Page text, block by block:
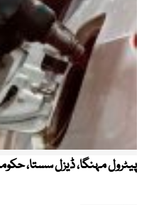
پیٹرول مہنگا، ڈیزل سستا،